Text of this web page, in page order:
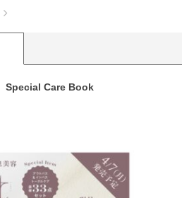
Special Care Book